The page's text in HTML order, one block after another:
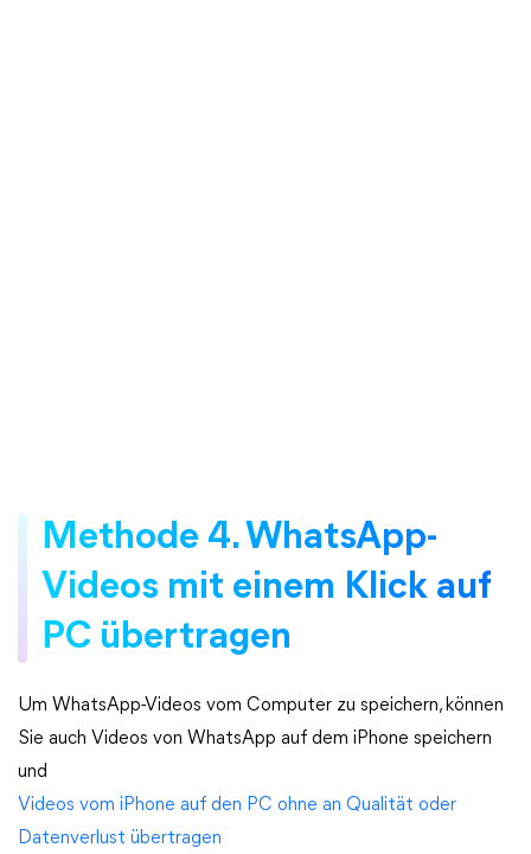
Methode 4. WhatsApp-
Videos mit einem Klick auf
PC übertragen
Um WhatsApp-Videos vom Computer zu speichern, können
Sie auch Videos von WhatsApp auf dem iPhone speichern
und
Videos vom iPhone auf den PC ohne an Qualität oder
Datenverlust übertragen